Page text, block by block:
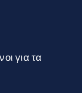
για τα